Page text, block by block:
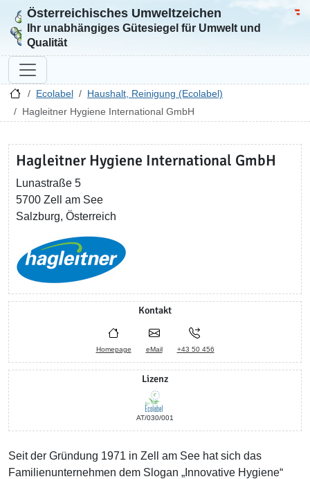
Zur Startseite
Österreichisches Umweltzeichen
Ihr unabhängiges Gütesiegel für Umwelt und
Qualität
Ecolabel
Haushalt, Reinigung (Ecolabel)
Hagleitner Hygiene International GmbH
Hagleitner Hygiene International GmbH
Lunastraße 5
5700 Zell am See
Salzburg, Österreich
Kontakt
Homepage eMail +43 50 456
Lizenz
AT/030/001
Seit der Gründung 1971 in Zell am See hat sich das
Familienunternehmen dem Slogan „Innovative Hygiene“